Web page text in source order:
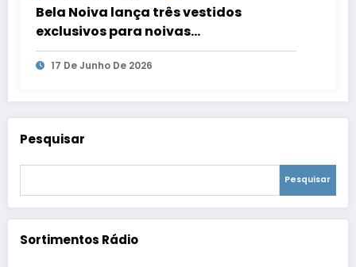
Bela Noiva lança três vestidos
exclusivos para noivas
contemporâneas
17 De Junho De 2026
Pesquisar
Pesquisar
Sortimentos Rádio